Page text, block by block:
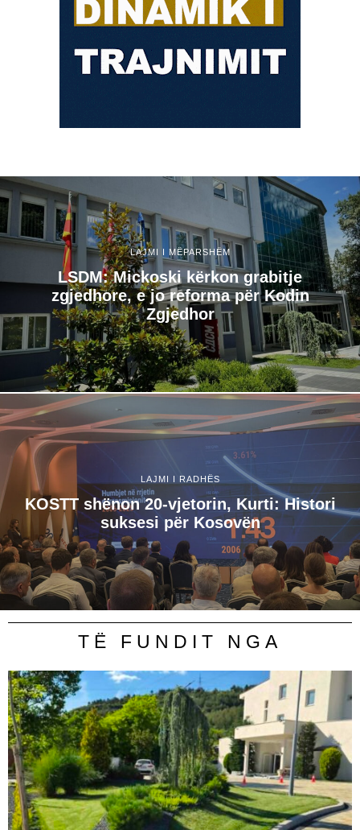
LAJMI I MËPARSHËM
LSDM: Mickoski kërkon grabitje
zgjedhore, e jo reforma për Kodin
Zgjedhor
LAJMI I RADHËS
KOSTT shënon 20-vjetorin, Kurti: Histori
suksesi për Kosovën
TË FUNDIT NGA